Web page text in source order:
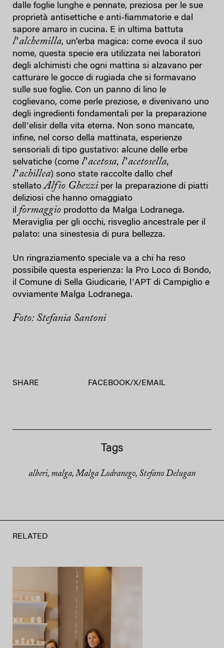
dalle foglie lunghe e pennate, preziosa per le sue
proprietà antisettiche e anti-fiammatorie e dal
sapore amaro in cucina. E in ultima battuta
lʼalchemilla, un’erba magica: come evoca il suo
nome, questa specie era utilizzata nei laboratori
degli alchimisti che ogni mattina si alzavano per
catturare le gocce di rugiada che si formavano
sulle sue foglie. Con un panno di lino le
coglievano, come perle preziose, e divenivano uno
degli ingredienti fondamentali per la preparazione
dellʼelisir della vita eterna. Non sono mancate,
infine, nel corso della mattinata, esperienze
sensoriali di tipo gustativo: alcune delle erbe
selvatiche (come lʼacetosa, lʼacetosella,
lʼachillea) sono state raccolte dallo chef
stellatoAlfio Ghezzi per la preparazione di piatti
deliziosi che hanno omaggiato
il formaggio prodotto da Malga Lodranega.
Meraviglia per gli occhi, risveglio ancestrale per il
palato: una sinestesia di pura bellezza.
Un ringraziamento speciale va a chi ha reso
possibile questa esperienza: la Pro Loco di Bondo,
il Comune di Sella Giudicarie, lʼAPT di Campiglio e
ovviamente Malga Lodranega.
Foto: Stefania Santoni
SHARE FACEBOOK/X/ EMAIL
Tags
alberi, malga, Malga Lodranego, Stefano Delugan
RELATED